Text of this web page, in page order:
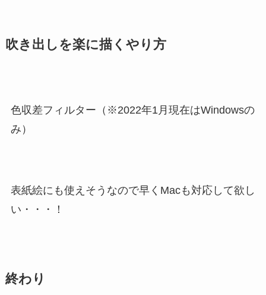
吹き出しを楽に描くやり方
色収差フィルター（※2022年1月現在はWindowsの
み）
表紙絵にも使えそうなので早くMacも対応して欲し
い・・・！
終わり